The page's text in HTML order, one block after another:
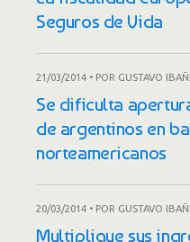
Seguros de Vida
21/03/2014 • POR GUSTAVO
Se dificulta
de argentinos en
norteamericanos
20/03/2014 • POR GUSTAVO
Multiplique sus